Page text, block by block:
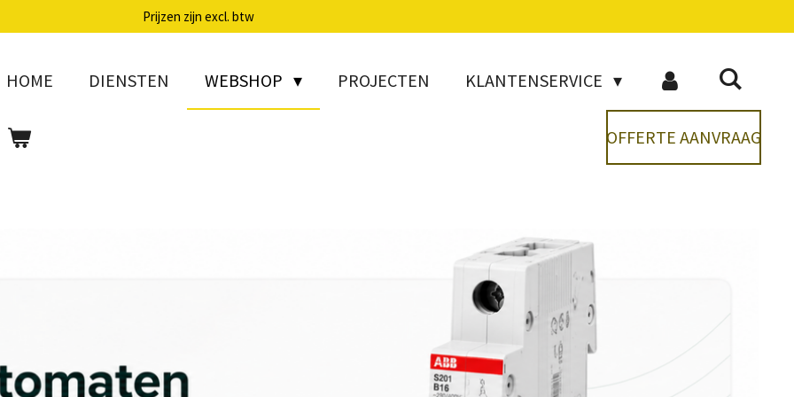
Prijzen zijn excl. btw
HOME DIENSTEN WEBSHOP PROJECTEN KLANTENSERVICE
OFFERTE AANVRAAG